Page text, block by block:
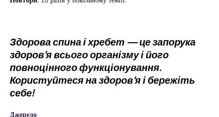
Здорова спина і хребет — це запорука
здоров’я всього організму і його
повноцінного функціонування.
Користуйтеся на здоров’я і бережіть
себе!
Джерело